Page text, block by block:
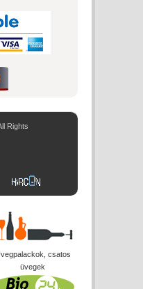
Rights
csatos
üvegek